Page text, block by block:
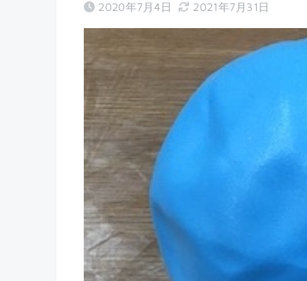
2020年7月4日 2021年7月31日